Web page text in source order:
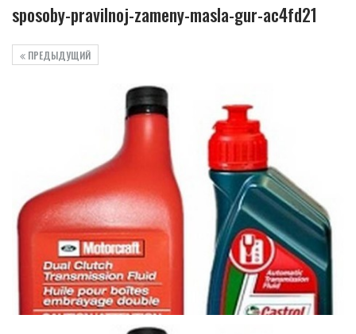
sposoby-pravilnoj-zameny-masla-gur-ac4fd21
ПРЕДЫДУЩИЙ